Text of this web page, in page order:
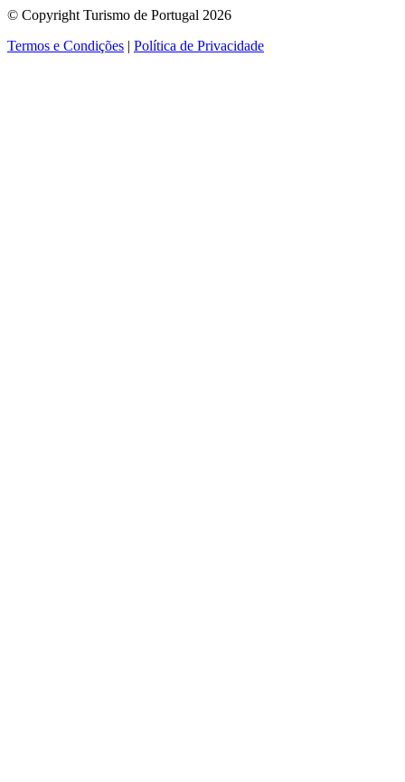
© Copyright Turismo de Portugal 2026
Termos e Condições | Política de Privacidade